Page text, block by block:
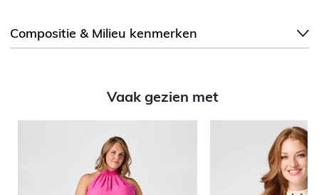
Compositie & Milieu kenmerken
Vaak gezien met